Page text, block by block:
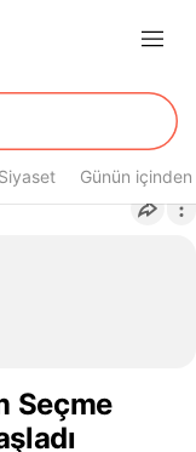
Siyaset Günün içinden
Seçme